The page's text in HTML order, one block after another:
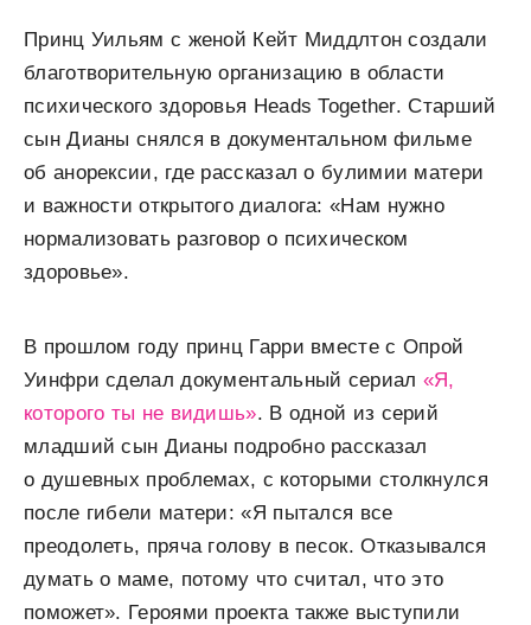
Принц Уильям с женой Кейт Миддлтон создали
благотворительную организацию в области
психического здоровья Heads Together. Старший
сын Дианы снялся в документальном фильме
об анорексии, где рассказал о булимии матери
и важности открытого диалога: «Нам нужно
нормализовать разговор о психическом
здоровье».
В прошлом году принц Гарри вместе с Опрой
Уинфри сделал документальный сериал «Я,
которого ты не видишь». В одной из серий
младший сын Дианы подробно рассказал
о душевных проблемах, с которыми столкнулся
после гибели матери: «Я пытался все
преодолеть, пряча голову в песок. Отказывался
думать о маме, потому что считал, что это
поможет». Героями проекта также выступили